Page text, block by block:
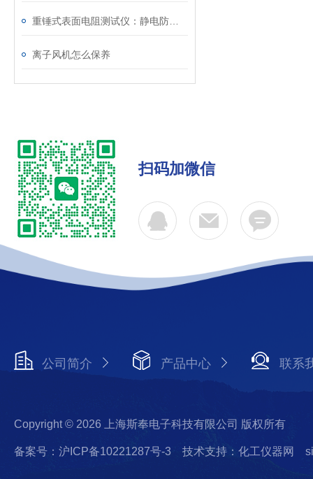
离子风机怎么保养
扫码加微信
公司简介 产品中心 联系
Copyright © 2026 上海斯奉电子科技有限公司 版权所有
备案号：沪ICP备10221287号-3 技术支持：化工仪器网